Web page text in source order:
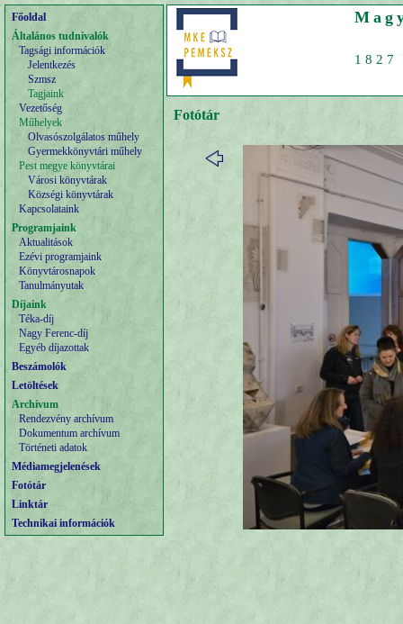
Főoldal
Általános tudnivalók
Tagsági információk
Jelentkezés
Szmsz
Tagjaink
Vezetőség
Műhelyek
Olvasószolgálatos műhely
Gyermekkönyvtári műhely
Pest megye könyvtárai
Városi könyvtárak
Községi könyvtárak
Kapcsolataink
Programjaink
Aktualitások
Ezévi programjaink
Könyvtárosnapok
Tanulmányutak
Díjaink
Téka-díj
Nagy Ferenc-díj
Egyéb díjazottak
Beszámolók
Letöltések
Archívum
Rendezvény archívum
Dokumentum archívum
Történeti adatok
Médiamegjelenések
Fotótár
Linktár
Technikai információk
Fotótár